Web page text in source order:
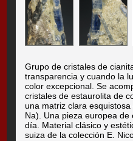
Grupo de cristales de
transparencia y cuando la
color excepcional. Se
cristales de estaurolita de
una matriz clara
Na). Una pieza europea
día. Material clásico y
suiza de la colección E.